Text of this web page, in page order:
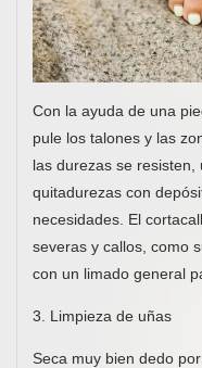
Con la ayuda de una
pule los talones y las
las durezas se
quitadurezas con
necesidades. El
severas y callos, como
con un limado general
3. Limpieza de uñas
Seca muy bien dedo